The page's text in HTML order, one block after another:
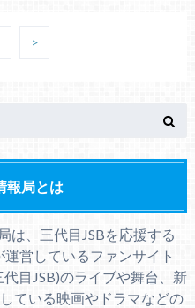
>
報局とは
は、三代目JSBを応援する
営しているファンサイト
目JSB)のライブや舞台、新
ている映画やドラマなどの